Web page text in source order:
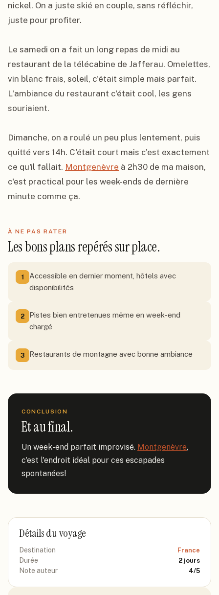
nickel. On a juste skié en couple, sans réfléchir,
juste pour profiter.
Le samedi on a fait un long repas de midi au
restaurant de la télécabine de Jafferau. Omelettes,
vin blanc frais, soleil, c'était simple mais parfait.
L'ambiance du restaurant c'était cool, les gens
souriaient.
Dimanche, on a roulé un peu plus lentement, puis
quitté vers 14h. C'était court mais c'est exactement
ce qu'il fallait. Montgenèvre à 2h30 de ma maison,
c'est practical pour les week-ends de dernière
minute comme ça.
À NE PAS RATER
Les bons plans repérés sur place.
1
Accessible en dernier moment, hôtels avec
disponibilités
2
Pistes bien entretenues même en week-end
chargé
3 Restaurants de montagne avec bonne ambiance
CONCLUSION
Et au final.
Un week-end parfait improvisé. Montgenèvre,
c'est l'endroit idéal pour ces escapades
spontanées!
Détails du voyage
Destination France
Durée 2 jours
Note auteur 4/5